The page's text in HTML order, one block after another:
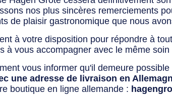
nos plus sincères remerciements
de plaisir gastronomique que nous
à votre disposition pour répondre à
à vous accompagner avec le même
vous informer qu'il demeure
une adresse de livraison en
boutique en ligne allemande :